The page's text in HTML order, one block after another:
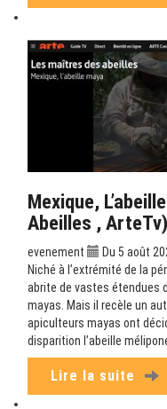
Mexique,
Abeilles , ArteTv)
evenement
Du 5 août
Niché à l’extrémité de la
abrite de vastes étendues
mayas. Mais il recèle un
apiculteurs mayas ont
disparition l’abeille
Lire la suite